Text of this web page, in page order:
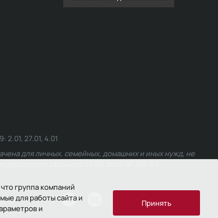
группа компаний
для работы сайта и
и
Принять
27.01, 4.01
для личных, семейных, домашних и иных нужд, не